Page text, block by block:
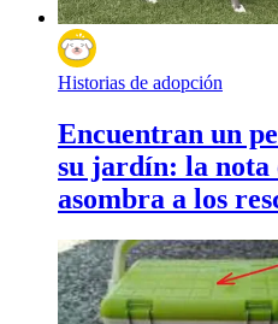
Historias de adopción
Encuentran un
su jardín: la nota
asombra a los